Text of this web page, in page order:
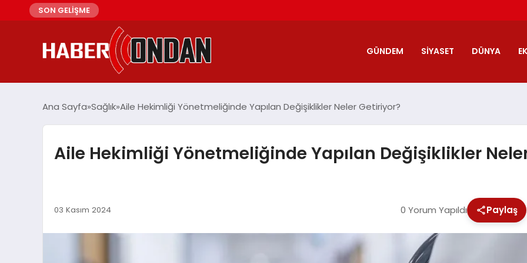
SON GELİŞME
GÜNDEM SIYASET DÜNYA
Ana Sayfa Sağlık Aile Hekimliği Yönetmeliğinde Yapılan Değişiklikler Neler Getiriyor?
Aile Hekimliği Yönetmeliğinde Yapılan Değişiklikler
03 Kasım 2024 0 Yorum Yapıldı Paylaş